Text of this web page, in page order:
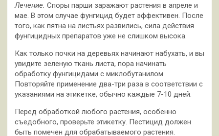
Лечение. Споры парши заражают растения в апреле и
мае. В этом случае фунгицид будет эффективен. После
того, как пятна на листьях развились, сила действия
фунгицидных препаратов уже не слишком высока.
Как только почки на деревьях начинают набухать, и вы
увидите зеленую ткань листа, пора начинать
обработку фунгицидами с миклобутанилом.
Повторяйте применение два-три раза в соответствии с
указаниями на этикетке, обычно каждые 7-10 дней.
Перед обработкой любого растения, особенно
съедобного, проверьте этикетку. Пестицид должен
быть помечен для обрабатываемого растения.